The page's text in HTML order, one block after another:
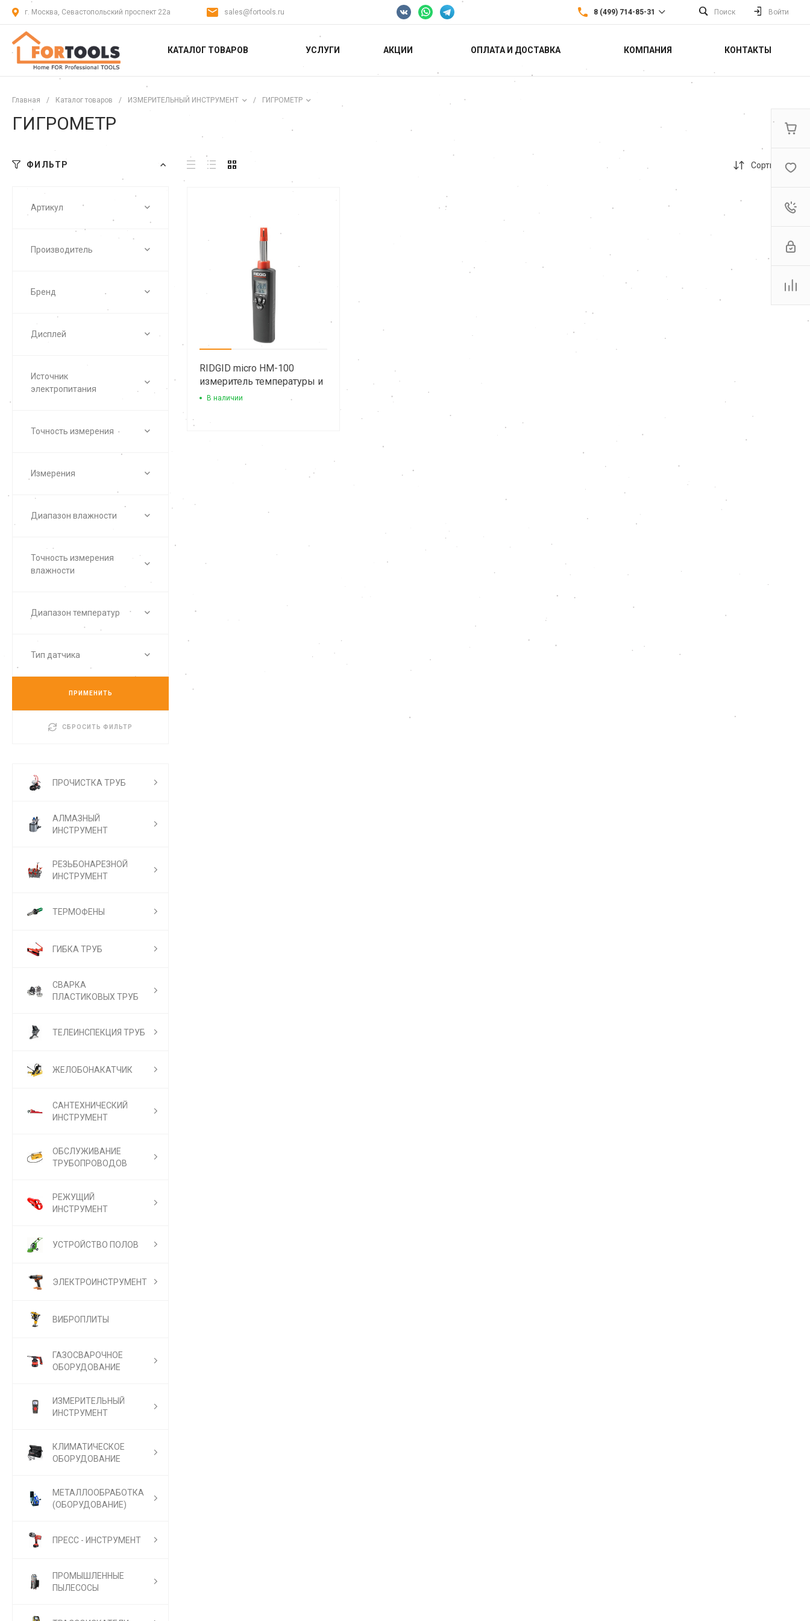
г. Москва, Севастопольский проспект 22а sales@fortools.ru 8 (499) 714-85-31
г. Москва,
Поиск Войти
КАТАЛОГ ТОВАРОВ УСЛУГИ АКЦИИ ОПЛАТА И ДОСТАВКА КОМПАНИЯ КОНТАКТЫ
Главная / Каталог товаров / ИЗМЕРИТЕЛЬНЫЙ ИНСТРУМЕНТ / ГИГРОМЕТР
ГИГРОМЕТР
ФИЛЬТР
Артикул
Производитель
Бренд
Дисплей
Источник
электропитания
Точность измерения
Измерения
Диапазон влажности
Точность измерения
влажности
Диапазон температур
Тип датчика
ПРИМЕНИТЬ
СБРОСИТЬ ФИЛЬТР
ПРОЧИСТКА ТРУБ
АЛМАЗНЫЙ
ИНСТРУМЕНТ
РЕЗЬБОНАРЕЗНОЙ
ИНСТРУМЕНТ
ТЕРМОФЕНЫ
ГИБКА ТРУБ
СВАРКА
ПЛАСТИКОВЫХ ТРУБ
ТЕЛЕИНСПЕКЦИЯ ТРУБ
ЖЕЛОБОНАКАТЧИК
САНТЕХНИЧЕСКИЙ
ИНСТРУМЕНТ
ОБСЛУЖИВАНИЕ
ТРУБОПРОВОДОВ
РЕЖУЩИЙ
ИНСТРУМЕНТ
УСТРОЙСТВО ПОЛОВ
ЭЛЕКТРОИНСТРУМЕНТ
ВИБРОПЛИТЫ
ГАЗОСВАРОЧНОЕ
ОБОРУДОВАНИЕ
ИЗМЕРИТЕЛЬНЫЙ
ИНСТРУМЕНТ
КЛИМАТИЧЕСКОЕ
ОБОРУДОВАНИЕ
МЕТАЛЛООБРАБОТКА
(ОБОРУДОВАНИЕ)
ПРЕСС - ИНСТРУМЕНТ
ПРОМЫШЛЕННЫЕ
ПЫЛЕСОСЫ
Сортировка
RIDGID micro HM-100
измеритель температуры и
влажности
В наличии